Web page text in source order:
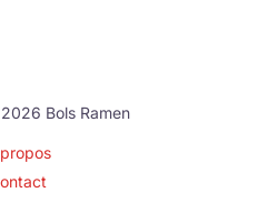
Bols Ramen